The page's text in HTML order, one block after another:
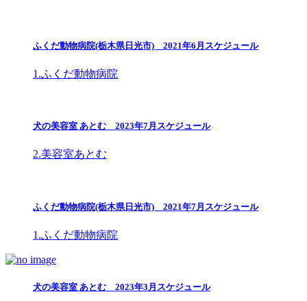
ふくだ動物病院(栃木県日光市) 2021年6月スケジュール
1.ふくだ動物病院
犬の美容室 あとむ 2023年7月スケジュール
2.美容室あとむ
ふくだ動物病院(栃木県日光市) 2021年7月スケジュール
1.ふくだ動物病院
犬の美容室 あとむ 2023年3月スケジュール